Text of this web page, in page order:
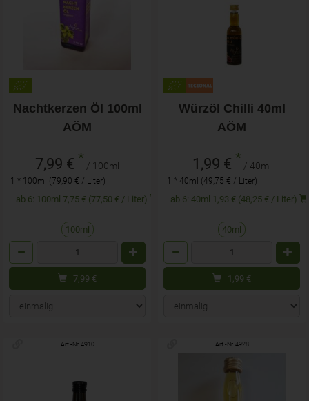
Nachtkerzen Öl 100ml
AÖM
7,99 € * / 100ml
1 * 100ml (79,90 € / Liter)
ab 6: 100ml 7,75 € (77,50 € / Liter)
100ml
7,99 €
Würzöl Chilli 40ml
AÖM
1,99 € * / 40ml
1 * 40ml (49,75 € / Liter)
ab 6: 40ml 1,93 € (48,25 € / Liter)
40ml
1,99 €
Art.-Nr. 4910 Art.-Nr. 4928